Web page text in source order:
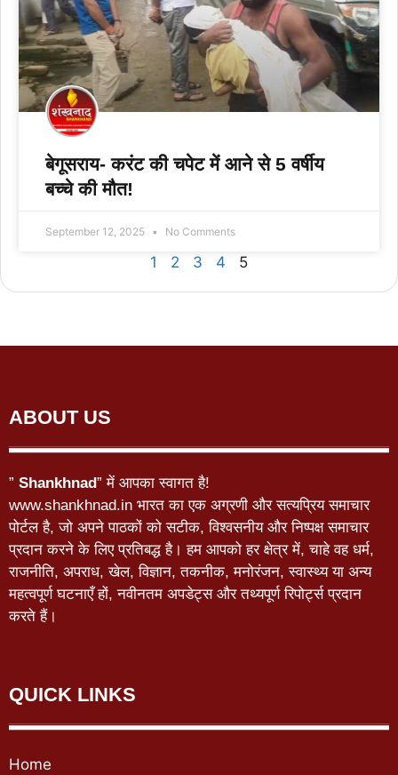
बेगूसराय- करंट की चपेट में आने से 5 वर्षीय
बच्चे की मौत!
September 12, 2025 No Comments
1 2 3 4 5
ABOUT US
” Shankhnad” में आपका स्वागत है!
www.shankhnad.in भारत का एक अग्रणी और सत्यप्रिय समाचार
पोर्टल है, जो अपने पाठकों को सटीक, विश्वसनीय और निष्पक्ष समाचार
प्रदान करने के लिए प्रतिबद्ध है। हम आपको हर क्षेत्र में, चाहे वह धर्म,
राजनीति, अपराध, खेल, विज्ञान, तकनीक, मनोरंजन, स्वास्थ्य या अन्य
महत्वपूर्ण घटनाएँ हों, नवीनतम अपडेट्स और तथ्यपूर्ण रिपोर्ट्स प्रदान
करते हैं।
QUICK LINKS
Home